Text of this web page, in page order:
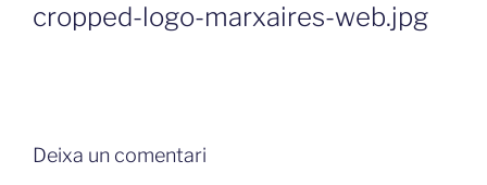
cropped-logo-marxaires-web.jpg
Deixa un comentari